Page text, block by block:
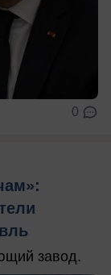
0
завод.